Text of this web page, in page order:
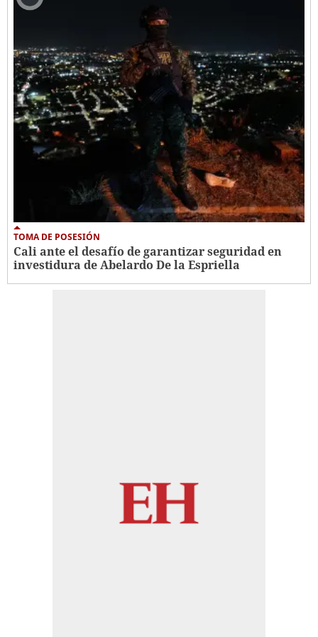
TOMA DE POSESIÓN
Cali ante el desafío de garantizar seguridad en
investidura de Abelardo De la Espriella